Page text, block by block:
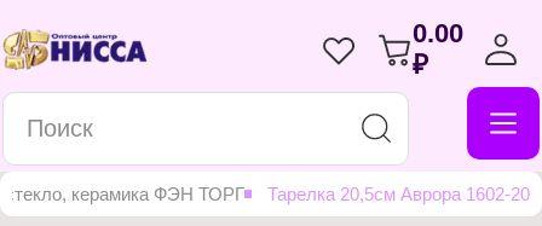
0.00
₽
стекло, керамика ФЭН ТОРГ Тарелка 20,5см Аврора 1602-20